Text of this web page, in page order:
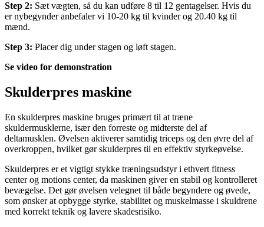
Step 2: Sæt vægten, så du kan udføre 8 til 12 gentagelser. Hvis du
er nybegynder anbefaler vi 10-20 kg til kvinder og 20.40 kg til
mænd.
Step 3: Placer dig under stagen og løft stagen.
Se video for demonstration
Skulderpres maskine
En skulderpres maskine bruges primært til at træne
skuldermusklerne, især den forreste og midterste del af
deltamusklen. Øvelsen aktiverer samtidig triceps og den øvre del af
overkroppen, hvilket gør skulderpres til en effektiv styrkeøvelse.
Skulderpres er et vigtigt stykke træningsudstyr i ethvert fitness
center og motions center, da maskinen giver en stabil og kontrolleret
bevægelse. Det gør øvelsen velegnet til både begyndere og øvede,
som ønsker at opbygge styrke, stabilitet og muskelmasse i skuldrene
med korrekt teknik og lavere skadesrisiko.